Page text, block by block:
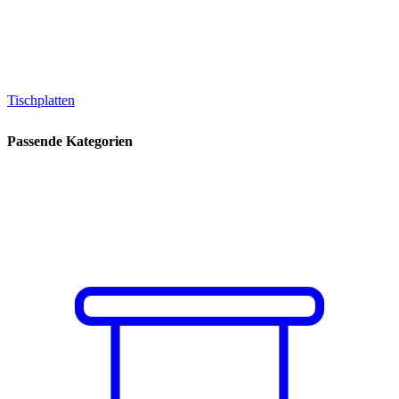
Tischplatten
Passende Kategorien